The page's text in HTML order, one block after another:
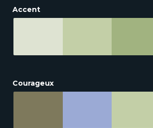
Accent
Courageux